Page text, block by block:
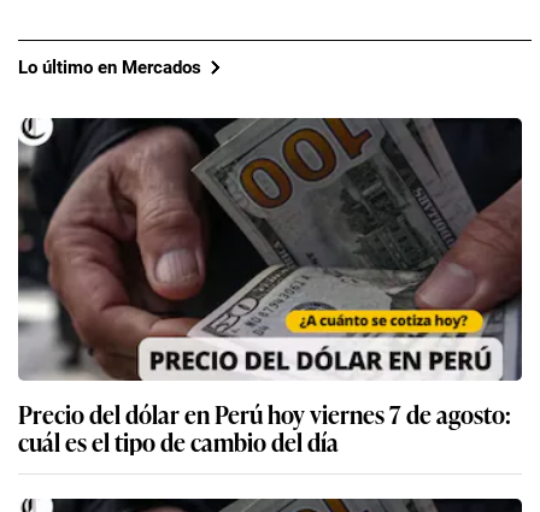
Lo último en Mercados
Precio del dólar en Perú hoy viernes 7 de agosto:
cuál es el tipo de cambio del día